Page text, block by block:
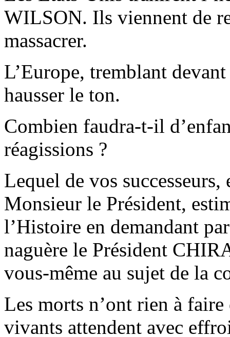
WILSON. Ils viennent de
massacrer.
L’Europe, tremblant
hausser le ton.
Combien faudra-t-il
réagissions ?
Lequel de vos successeurs,
Monsieur le Président,
l’Histoire en demandant
naguère le Président
vous-même au sujet de la
Les morts n’ont rien à
vivants attendent avec